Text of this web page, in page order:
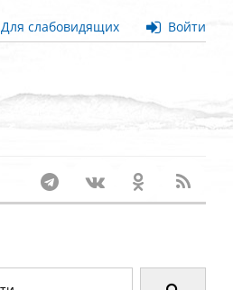
Для слабовидящих Войти